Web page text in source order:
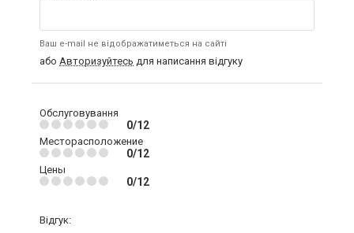
Ваш e-mail не відображатиметься на сайті
або Авторизуйтесь для написання відгуку
Обслуговування
0/12
Месторасположение
0/12
Цены
0/12
Відгук: